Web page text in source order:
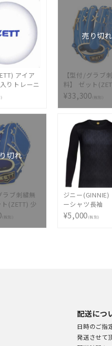
アイア
りトレーニ
BB350S
売り切れ
【型付/グラブ
料】 ゼット
ロステイタス 軟
ラブ 2023限定
BRGB30296L-
型付け無料 軟
ブ刺繍2ヶ所無
のみ)]
¥33,300(税別)
切れ
ラブ刺繍無
(ZETT) 少
ブ プロス
手用 千賀
(税別)
ジニー(GINNIE)
ーシャツ長袖
G20SP01-BLACK
¥5,000(税別)
配送につ
日時のご指
発送させて